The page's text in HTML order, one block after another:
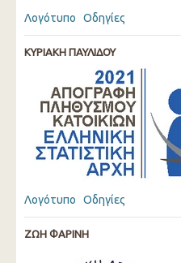
Λογότυπο Οδηγίες
ΚΥΡΙΑΚΗ ΠΑΥΛΙΔΟΥ
Λογότυπο Οδηγίες
ΖΩΗ ΦΑΡΙΝΗ